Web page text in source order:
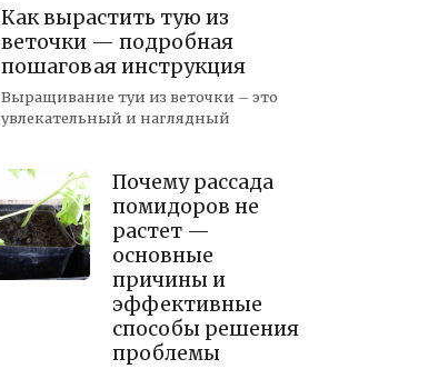
Как вырастить тую из
веточки — подробная
пошаговая инструкция
Выращивание туи из веточки – это
увлекательный и наглядный
Почему рассада
помидоров не
растет —
основные
причины и
эффективные
способы решения
проблемы